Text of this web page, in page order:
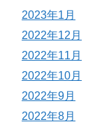
2023年1月
2022年12月
2022年11月
2022年10月
2022年9月
2022年8月